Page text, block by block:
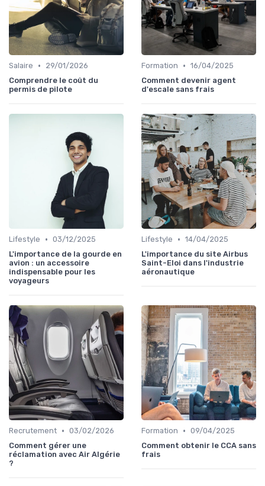
Salaire •
29/01/2026
Comprendre le coût du
permis de pilote
Formation • 16/04/2025
Comment devenir agent
d'escale sans frais
Lifestyle • 03/12/2025
L'importance de la gourde en
avion : un accessoire
indispensable pour les
voyageurs
Lifestyle • 14/04/2025
L'importance du site Airbus
Saint-Eloi dans l'industrie
aéronautique
Recrutement • 03/02/2026
Comment gérer une
réclamation avec Air Algérie
?
Formation • 09/04/2025
Comment obtenir le CCA sans
frais